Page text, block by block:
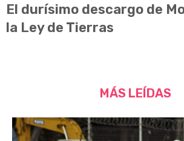
El durísimo descargo de
la Ley de Tierras
MÁS LEÍDAS